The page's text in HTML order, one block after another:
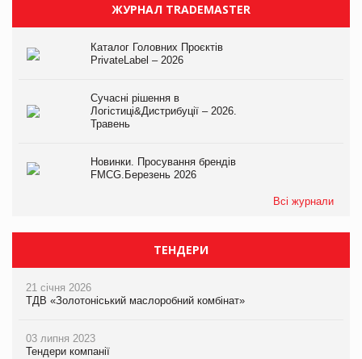
ЖУРНАЛ TRADEMASTER
Каталог Головних Проєктів
PrivateLabel – 2026
Сучасні рішення в
Логістиці&Дистрибуції – 2026.
Травень
Новинки. Просування брендів
FMCG.Березень 2026
Всі журнали
ТЕНДЕРИ
21 січня 2026
ТДВ «Золотоніський маслоробний комбінат»
03 липня 2023
Тендери компанії